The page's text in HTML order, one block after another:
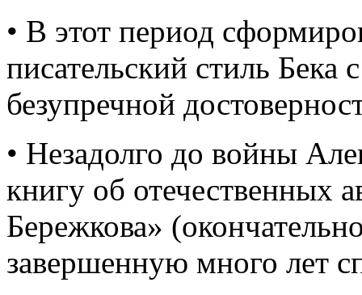
• В этот период
писательский стиль
безупречной
• Незадолго до войны
книгу об отечественных
Бережкова»
завершенную много лет